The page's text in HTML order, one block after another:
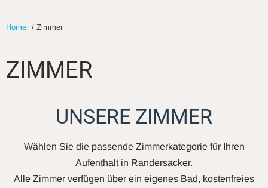
Home / Zimmer
ZIMMER
UNSERE ZIMMER
Wählen Sie die passende Zimmerkategorie für Ihren
Aufenthalt in Randersacker.
Alle Zimmer verfügen über ein eigenes Bad, kostenfreies